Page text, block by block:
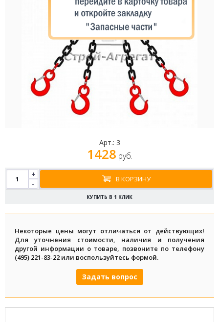
Арт.: 3
1428 руб.
+
-
В КОРЗИНУ
КУПИТЬ В 1 КЛИК
Некоторые цены могут отличаться от действующих!
Для уточнения стоимости, наличия и получения
другой информации о товаре, позвоните по телефону
(495) 221-83-22 или воспользуйтесь формой.
Задать вопрос